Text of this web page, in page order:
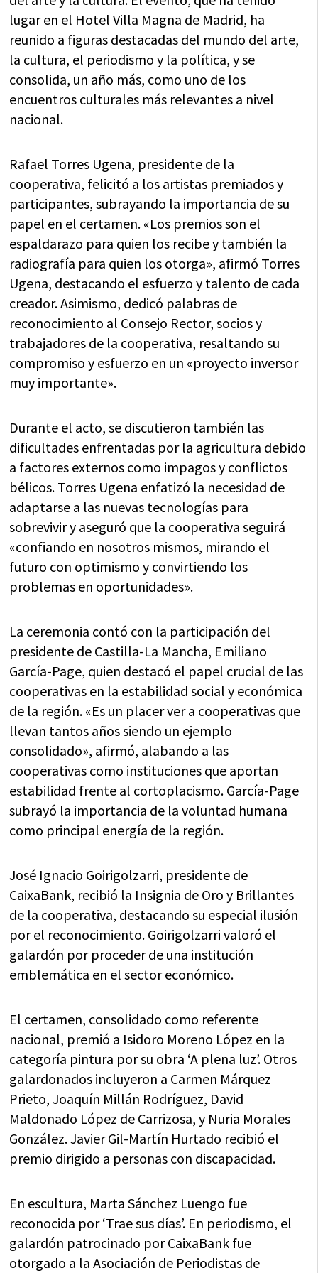
lugar en el Hotel Villa Magna de Madrid, ha
reunido a figuras destacadas del mundo del arte,
la cultura, el periodismo y la política, y se
consolida, un año más, como uno de los
encuentros culturales más relevantes a nivel
nacional.
Rafael Torres Ugena, presidente de la
cooperativa, felicitó a los artistas premiados y
participantes, subrayando la importancia de su
papel en el certamen. «Los premios son el
espaldarazo para quien los recibe y también la
radiografía para quien los otorga», afirmó Torres
Ugena, destacando el esfuerzo y talento de cada
creador. Asimismo, dedicó palabras de
reconocimiento al Consejo Rector, socios y
trabajadores de la cooperativa, resaltando su
compromiso y esfuerzo en un «proyecto inversor
muy importante».
Durante el acto, se discutieron también las
dificultades enfrentadas por la agricultura debido
a factores externos como impagos y conflictos
bélicos. Torres Ugena enfatizó la necesidad de
adaptarse a las nuevas tecnologías para
sobrevivir y aseguró que la cooperativa seguirá
«confiando en nosotros mismos, mirando el
futuro con optimismo y convirtiendo los
problemas en oportunidades».
La ceremonia contó con la participación del
presidente de Castilla-La Mancha, Emiliano
García-Page, quien destacó el papel crucial de las
cooperativas en la estabilidad social y económica
de la región. «Es un placer ver a cooperativas que
llevan tantos años siendo un ejemplo
consolidado», afirmó, alabando a las
cooperativas como instituciones que aportan
estabilidad frente al cortoplacismo. García-Page
subrayó la importancia de la voluntad humana
como principal energía de la región.
José Ignacio Goirigolzarri, presidente de
CaixaBank, recibió la Insignia de Oro y Brillantes
de la cooperativa, destacando su especial ilusión
por el reconocimiento. Goirigolzarri valoró el
galardón por proceder de una institución
emblemática en el sector económico.
El certamen, consolidado como referente
nacional, premió a Isidoro Moreno López en la
categoría pintura por su obra ‘A plena luz’. Otros
galardonados incluyeron a Carmen Márquez
Prieto, Joaquín Millán Rodríguez, David
Maldonado López de Carrizosa, y Nuria Morales
González. Javier Gil-Martín Hurtado recibió el
premio dirigido a personas con discapacidad.
En escultura, Marta Sánchez Luengo fue
reconocida por ‘Trae sus días’. En periodismo, el
galardón patrocinado por CaixaBank fue
otorgado a la Asociación de Periodistas de